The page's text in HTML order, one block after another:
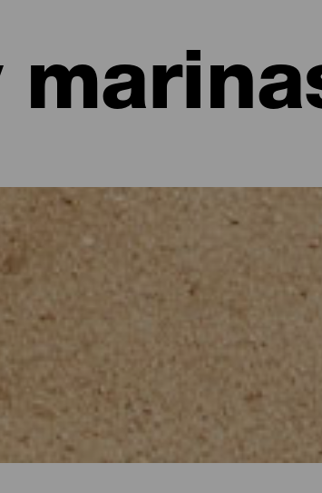
les gusta disfrutar del mar en toda su plenitud.
de esloras. La gran mayoría de ellos cuentan
catering a bordo, limpieza del casco y
y a sus ocupantes sin necesidad de moverse
a su clima privilegiado, en las Islas Canarias se